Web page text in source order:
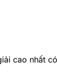
cao nhất